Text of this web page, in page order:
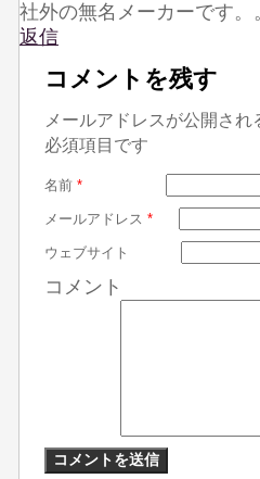
社外の無名メーカーです。
返信
コメントを残す
メールアドレスが公開さ
必須項目です
名前 *
メールアドレス *
ウェブサイト
コメント